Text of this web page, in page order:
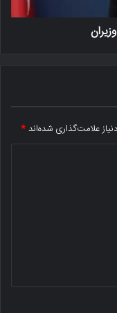
علامت‌گذاری شده‌اند*